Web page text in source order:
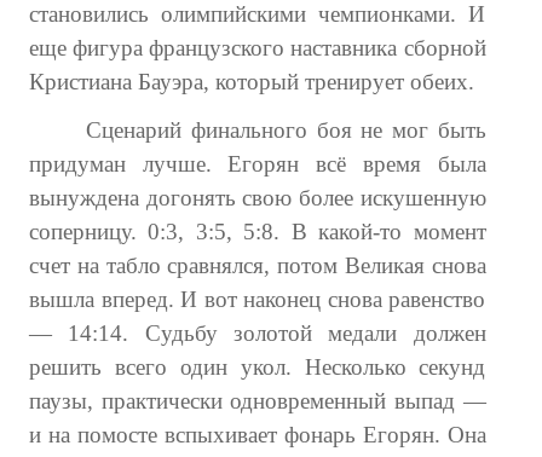
становились олимпийскими чемпионками. И
еще фигура французского наставника сборной
Кристиана Бауэра, который тренирует обеих.
Сценарий финального боя не мог быть
придуман лучше. Егорян всё время была
вынуждена догонять свою более искушенную
соперницу. 0:3, 3:5, 5:8. В какой-то момент
счет на табло сравнялся, потом Великая снова
вышла вперед. И вот наконец снова равенство
— 14:14. Судьбу золотой медали должен
решить всего один укол. Несколько секунд
паузы, практически одновременный выпад —
и на помосте вспыхивает фонарь Егорян. Она